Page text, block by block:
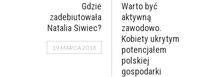
Gdzie
zadebiutowała
Natalia Siwiec?
19 MARCA 2018
Warto być
aktywną
zawodowo.
Kobiety ukrytym
potencjałem
polskiej
gospodarki